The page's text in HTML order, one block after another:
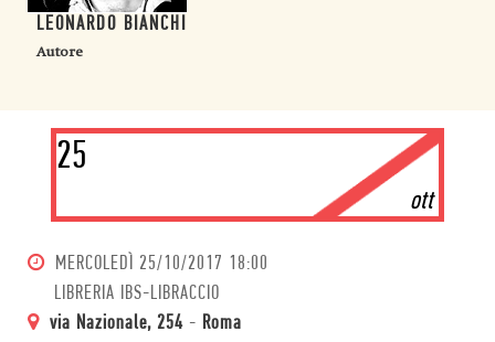
LEONARDO BIANCHI
Autore
25
ott
MERCOLEDÌ 25/10/2017 18:00
LIBRERIA IBS-LIBRACCIO
via Nazionale, 254 - Roma